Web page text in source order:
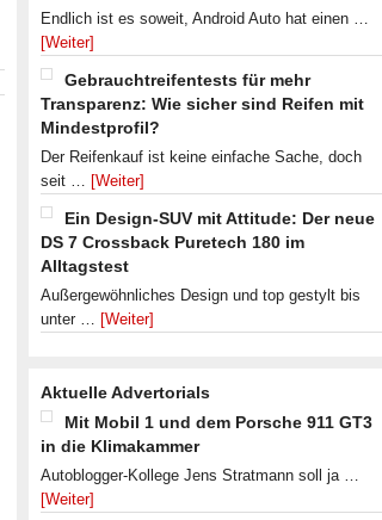
Endlich ist es soweit, Android Auto hat einen …
[Weiter]
Gebrauchtreifentests für mehr
Transparenz: Wie sicher sind Reifen mit
Mindestprofil?
Der Reifenkauf ist keine einfache Sache, doch
seit … [Weiter]
Ein Design-SUV mit Attitude: Der neue
DS 7 Crossback Puretech 180 im
Alltagstest
Außergewöhnliches Design und top gestylt bis
unter … [Weiter]
Aktuelle Advertorials
Mit Mobil 1 und dem Porsche 911 GT3
in die Klimakammer
Autoblogger-Kollege Jens Stratmann soll ja …
[Weiter]